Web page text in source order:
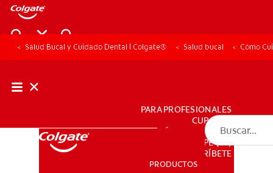
PRODUCTOS
PARA PROFESIONALES
CUPONES
DÓNDE COMPRAR
PE (ES)
SUSCRÍBETE
PRODUCTOS
Salud Bucal y Cuidado Dental | Colgate® Salud bucal Cómo